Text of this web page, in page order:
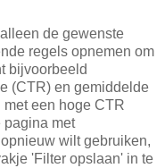
de gewenste
regels opnemen om
bijvoorbeeld
(CTR) en gemiddelde
een hoge CTR
pagina met
wilt gebruiken,
'Filter opslaan' in te